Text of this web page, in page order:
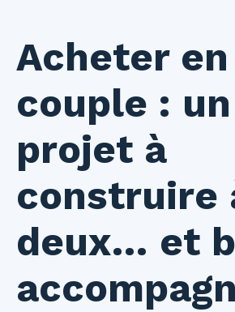
Acheter en
couple : un
projet à
construire
deux… et